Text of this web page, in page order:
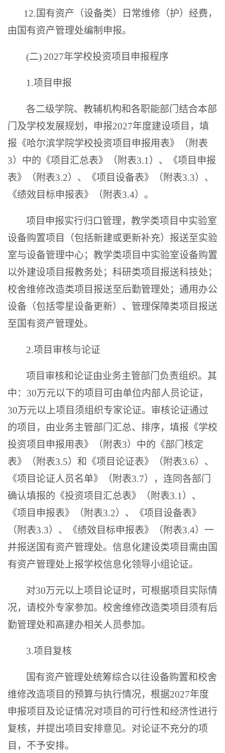
12.国有资产（设备类）日常维修（护）经费，
由国有资产管理处编制申报。
(二)2027年学校投资项目申报程序
1.项目申报
各二级学院、教辅机构和各职能部门结合本部
门及学校发展规划，申报2027年度建设项目，填
报《哈尔滨学院学校投资项目申报用表》（附表
3）中的《项目汇总表》（附表3.1）、《项目申报
表》（附表3.2）、《项目设备表》（附表3.3）、
《绩效目标申报表》（附表3.4）。
项目申报实行归口管理，教学类项目中实验室
设备购置项目（包括新建或更新补充）报送至实验
室与设备管理中心；教学类项目中实验室设备购置
以外建设项目报教务处；科研类项目报送科技处；
校舍维修改造类项目报送至后勤管理处；通用办公
设备（包括零星设备更新）、管理保障类项目报送
至国有资产管理处。
2.项目审核与论证
项目审核和论证由业务主管部门负责组织。其
中： 30万元以下的项目可由单位内部人员论证，
30万元以上项目须组织专家论证。审核论证通过
的项目，由业务主管部门汇总、排序，填报《学校
投资项目申报用表》（附表3）中的《部门核定
表》（附表3.5）和《项目论证表》（附表3.6）、
《项目论证人员名单》（附表3.7），连同各部门
确认填报的《投资项目汇总表》（附表3.1）、
《项目申报表》（附表3.2）、《项目设备表》
（附表3.3）、《绩效目标申报表》（附表3.4）一
并报送国有资产管理处。信息化建设类项目需由国
有资产管理处上报学校信息化领导小组论证。
对30万元以上项目论证时，可根据项目实际情
况，请校外专家参加。校舍维修改造类项目须有后
勤管理处和高建办相关人员参加。
3.项目复核
国有资产管理处统筹综合以往设备购置和校舍
维修改造项目的预算与执行情况，根据2027年度
申报项目及论证情况对项目的可行性和经济性进行
复核，并提出项目安排意见。对论证不充分的项
目，不予安排。